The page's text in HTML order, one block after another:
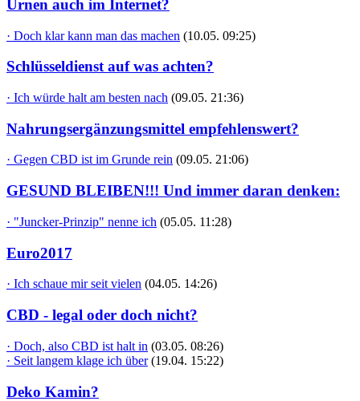
Urnen auch im Internet?
· Doch klar kann man das machen (10.05. 09:25)
Schlüsseldienst auf was achten?
· Ich würde halt am besten nach (09.05. 21:36)
Nahrungsergänzungsmittel empfehlenswert?
· Gegen CBD ist im Grunde rein (09.05. 21:06)
GESUND BLEIBEN!!! Und immer daran denken:
· "Juncker-Prinzip" nenne ich (05.05. 11:28)
Euro2017
· Ich schaue mir seit vielen (04.05. 14:26)
CBD - legal oder doch nicht?
· Doch, also CBD ist halt in (03.05. 08:26)
· Seit langem klage ich über (19.04. 15:22)
Deko Kamin?